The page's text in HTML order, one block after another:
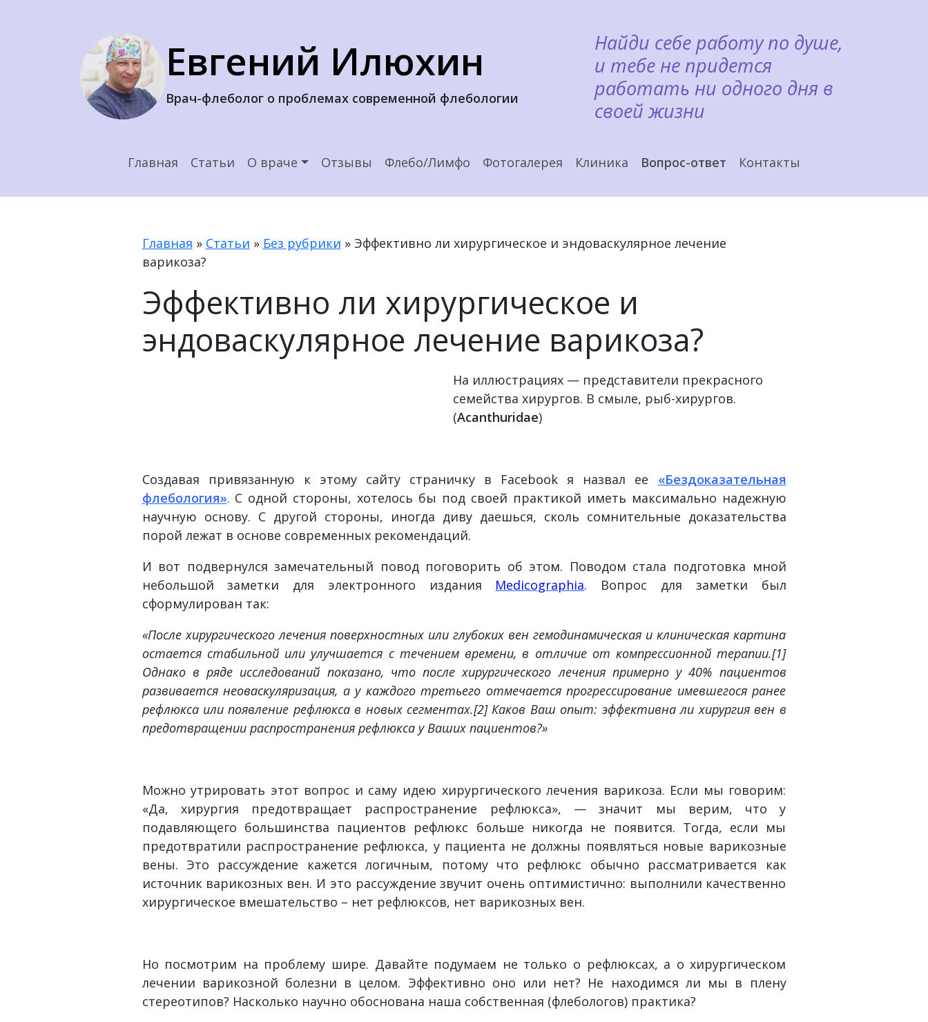
Евгений Илюхин
Врач-флеболог о проблемах современной флебологии
Найди себе работу по душе,
и тебе не придется
работать ни одного дня в
своей жизни
Главная Статьи О враче Отзывы Флебо/Лимфо Фотогалерея Клиника Вопрос-ответ Контакты
Главная » Статьи » Без рубрики » Эффективно ли хирургическое и эндоваскулярное лечение
варикоза?
Эффективно ли хирургическое и
эндоваскулярное лечение варикоза?
На иллюстрациях — представители прекрасного
семейства хирургов. В смыле, рыб-хирургов.
(Acanthuridae)
Создавая привязанную к этому сайту страничку в Facebook я назвал ее «Бездоказательная
флебология». С одной стороны, хотелось бы под своей практикой иметь максимально надежную
научную основу. С другой стороны, иногда диву даешься, сколь сомнительные доказательства
порой лежат в основе современных рекомендаций.
И вот подвернулся замечательный повод поговорить об этом. Поводом стала подготовка мной
небольшой заметки для электронного издания Medicographia. Вопрос для заметки был
сформулирован так:
«После хирургического лечения поверхностных или глубоких вен гемодинамическая и клиническая картина
остается стабильной или улучшается с течением времени, в отличие от компрессионной терапии.[1]
Однако в ряде исследований показано, что после хирургического лечения примерно у 40% пациентов
развивается неоваскуляризация, а у каждого третьего отмечается прогрессирование имевшегося ранее
рефлюкса или появление рефлюкса в новых сегментах.[2] Каков Ваш опыт: эффективна ли хирургия вен в
предотвращении распространения рефлюкса у Ваших пациентов?»
Можно утрировать этот вопрос и саму идею хирургического лечения варикоза. Если мы говорим:
«Да, хирургия предотвращает распространение рефлюкса», — значит мы верим, что у
подавляющего большинства пациентов рефлюкс больше никогда не появится. Тогда, если мы
предотвратили распространение рефлюкса, у пациента не должны появляться новые варикозные
вены. Это рассуждение кажется логичным, потому что рефлюкс обычно рассматривается как
источник варикозных вен. И это рассуждение звучит очень оптимистично: выполнили качественно
хирургическое вмешательство – нет рефлюксов, нет варикозных вен.
Но посмотрим на проблему шире. Давайте подумаем не только о рефлюксах, а о хирургическом
лечении варикозной болезни в целом. Эффективно оно или нет? Не находимся ли мы в плену
стереотипов? Насколько научно обоснована наша собственная (флебологов) практика?